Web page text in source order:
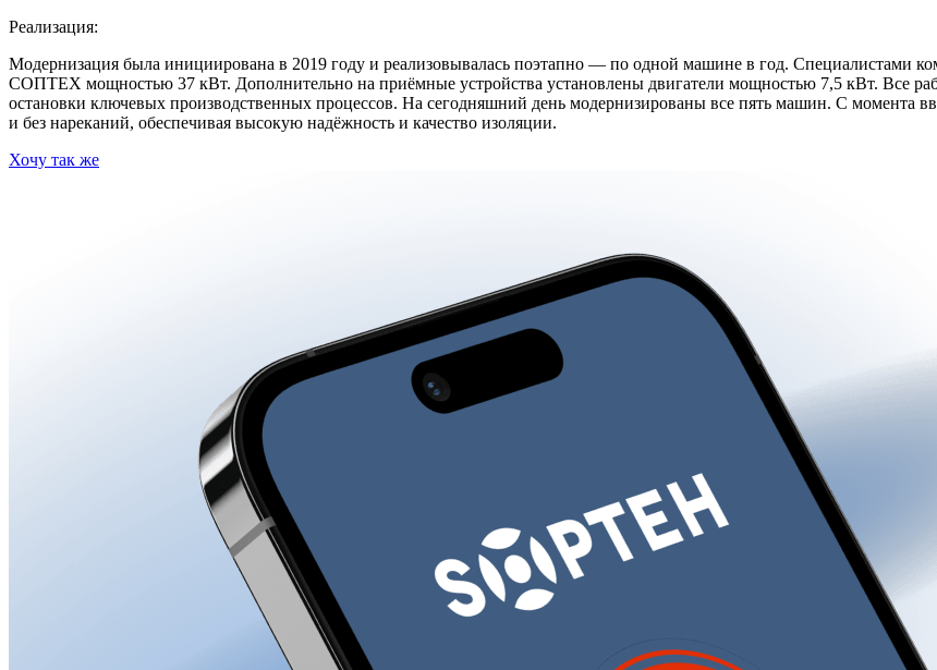
Реализация:
Модернизация была инициирована в 2019 году и реализовывалась поэтапно — по одной машине в год. Специалистами
СОПТЕХ мощностью 37 кВт. Дополнительно на приёмные устройства установлены двигатели мощностью 7,5 кВт. Все
остановки ключевых производственных процессов. На сегодняшний день модернизированы все пять машин. С момента
и без нареканий, обеспечивая высокую надёжность и качество изоляции.
Хочу так же